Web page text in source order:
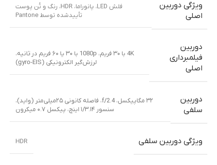
ویژگی دوربین
اصلی
فلش LED، پانوراما، HDR، رنگ و تُن پوست
تأییدشده توسط Pantone
دوربین
فیلمبرداری
اصلی
4K با ۳۰ فریم، 1080p با ۳۰ یا ۶۰ فریم در ثانیه،
لرزش‌گیر الکترونیکی (gyro-EIS)
دوربین
سلفی
۳۲ مگاپیکسل، f/2.4، فاصله کانونی ۲۵میلی‌متر (واید)،
سنسور ۱/۳.۱۴ اینچ، پیکسل ۰.۷ میکرون
ویژگی دوربین سلفی HDR